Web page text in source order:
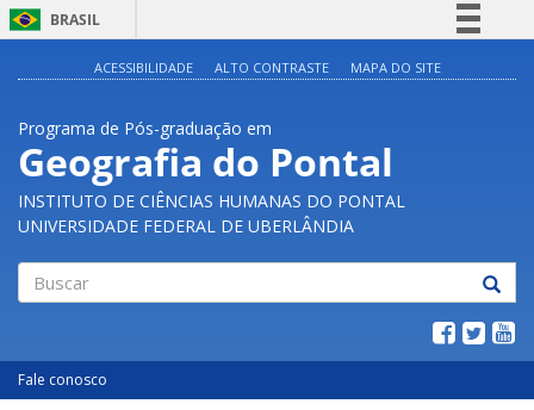
BRASIL
Acesso à informação
Legislação
Canais
ACESSIBILIDADE ALTO CONTRASTE MAPA DO SITE
Programa de Pós-graduação em
Geografia do Pontal
INSTITUTO DE CIÊNCIAS HUMANAS DO PONTAL
UNIVERSIDADE FEDERAL DE UBERLÂNDIA
Fale conosco